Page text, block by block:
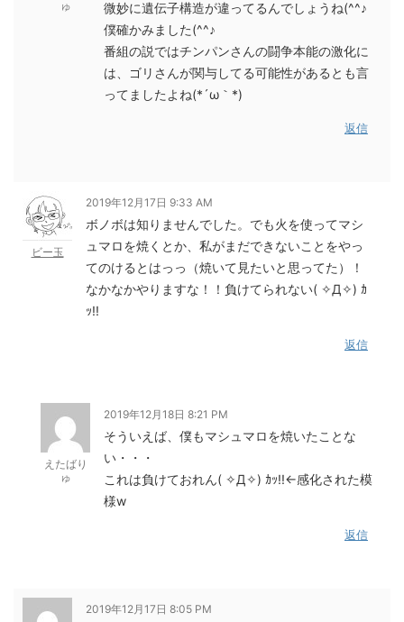
ゅ
微妙に遺伝子構造が違ってるんでしょうね(^^♪
僕確かみました(^^♪
番組の説ではチンパンさんの闘争本能の激化に
は、ゴリさんが関与してる可能性があるとも言
ってましたよね(*´ω｀*)
返信
ビー玉
2019年12月17日 9:33 AM
ボノボは知りませんでした。でも火を使ってマシ
ュマロを焼くとか、私がまだできないことをやっ
てのけるとはっっ（焼いて見たいと思ってた）！
なかなかやりますな！！負けてられない( ✧Д✧) ｶ
ｯ!!
返信
えたばり
ゅ
2019年12月18日 8:21 PM
そういえば、僕もマシュマロを焼いたことな
い・・・
これは負けておれん( ✧Д✧) ｶｯ!!←感化された模
様w
返信
2019年12月17日 8:05 PM